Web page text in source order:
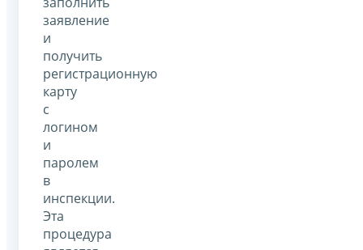
заявление
и
получить
регистрационную
карту
с
логином
и
паролем
в
инспекции.
Эта
процедура